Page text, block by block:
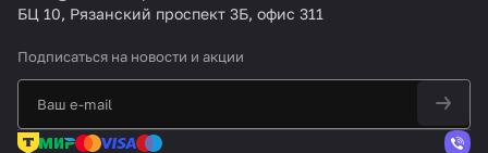
БЦ 10, Рязанский проспект 3Б, офис 311
Подписаться на новости и акции